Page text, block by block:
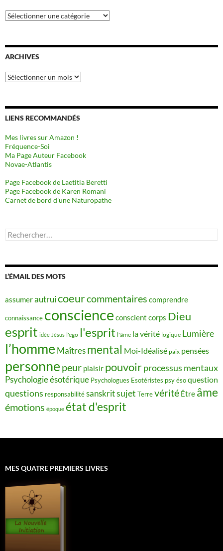
Catégories
ARCHIVES
Archives
LIENS RECOMMANDÉS
Mes livres sur Amazon !
Fréquence-Soi
Ma Page Auteur Facebook
Novae-Atlantis
Page Facebook de Laetitia Beretti
Page Facebook de Karen Romani
Carnet de bord d’une Naturopathe
Rechercher :
L’ÉMAIL DES MOTS
assumerautruicoeurcommentaires comprendre
connaissance conscience conscient corps Dieu
esprit idée Jésus l'ego l'esprit l'âme la vérité logique Lumière
l’homme Maîtres mental Moi-Idéalisé paix pensées
personne peur plaisir pouvoirprocessus mentaux
Psychologie ésotérique Psychologues Esotéristes psy ésoquestion
questions responsabilitésanskritsujet Terrevérité Être âme
émotions époque état d'esprit
MES QUATRE PREMIERS LIVRES